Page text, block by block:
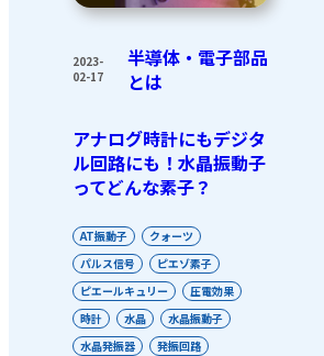
2023-
02-17
半導体・電子部品
とは
アナログ時計にもデジタ
ル回路にも！水晶振動子
ってどんな素子？
AT振動子
クォーツ
パルス信号
ピエゾ素子
ピエールキュリー
圧電効果
時計
水晶
水晶振動子
水晶発振器
発振回路